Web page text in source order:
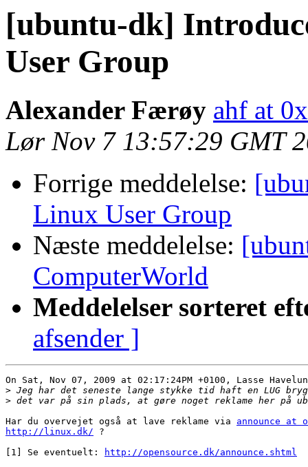
[ubuntu-dk]
User Group
Alexander Færøy ahf at
Lør Nov 7 13:57:29 GMT
Forrige meddelelse:
Linux User Group
Næste meddelelse:
ComputerWorld
Meddelelser sorteret
afsender ]
On Sat, Nov 07, 2009 at 02:17:24PM +0100, Lasse
>
>
Har du overvejet også at lave reklame via announce at
http://linux.dk/ ?
[1] Se eventuelt:
http://opensource.dk/announce.shtml